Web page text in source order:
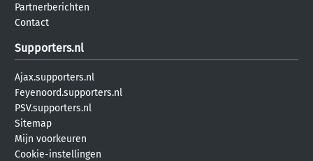
Partnerberichten
Contact
Supporters.nl
Ajax.supporters.nl
Feyenoord.supporters.nl
PSV.supporters.nl
Sitemap
Mijn voorkeuren
Cookie-instellingen